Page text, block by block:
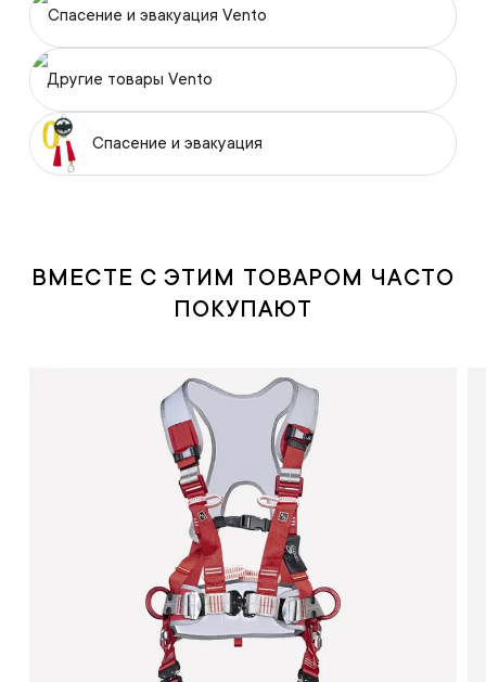
Спасение и эвакуация Vento
Другие товары Vento
Спасение и эвакуация
ВМЕСТЕ С ЭТИМ ТОВАРОМ ЧАСТО
ПОКУПАЮТ